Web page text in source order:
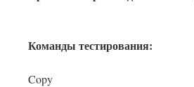
Команды тестирования:
Copy